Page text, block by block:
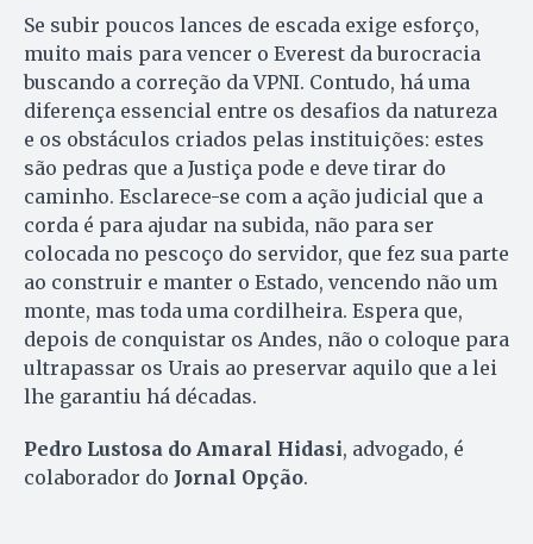
Se subir poucos lances de escada exige esforço,
muito mais para vencer o Everest da burocracia
buscando a correção da VPNI. Contudo, há uma
diferença essencial entre os desafios da natureza
e os obstáculos criados pelas instituições: estes
são pedras que a Justiça pode e deve tirar do
caminho. Esclarece-se com a ação judicial que a
corda é para ajudar na subida, não para ser
colocada no pescoço do servidor, que fez sua parte
ao construir e manter o Estado, vencendo não um
monte, mas toda uma cordilheira. Espera que,
depois de conquistar os Andes, não o coloque para
ultrapassar os Urais ao preservar aquilo que a lei
lhe garantiu há décadas.
Pedro Lustosa do Amaral Hidasi, advogado, é
colaborador do Jornal Opção.